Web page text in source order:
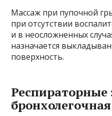
Массаж при пупочной
при отсутствии
и в неосложненных
назначается
поверхность.
Респираторные